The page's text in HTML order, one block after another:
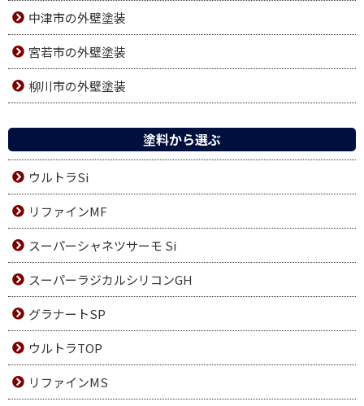
中津市の外壁塗装
宮若市の外壁塗装
柳川市の外壁塗装
塗料から選ぶ
ウルトラSi
リファインMF
スーパーシャネツサーモ Si
スーパーラジカルシリコンGH
グラナートSP
ウルトラTOP
リファインMS